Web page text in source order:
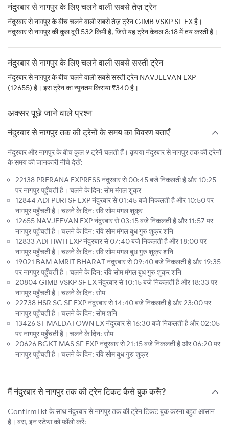
नंदुरबार से नागपुर के लिए चलने वाली सबसे तेज़ ट्रेन
नंदुरबार से नागपुर के बीच चलने वाली सबसे तेज़ ट्रेन GIMB VSKP SF EX है।
नंदुरबार से नागपुर की कुल दूरी 532 किमी है, जिसे यह ट्रेन केवल 8:18 में तय करती है।
नंदुरबार से नागपुर के लिए चलने वाली सबसे सस्ती ट्रेन
नंदुरबार से नागपुर के बीच चलने वाली सबसे सस्ती ट्रेन NAVJEEVAN EXP
(12655) है। इस ट्रेन का न्यूनतम किराया ₹340 है।
अक्सर पूछे जाने वाले प्रश्न
नंदुरबार से नागपुर तक की ट्रेनों के समय का विवरण बताएँ
नंदुरबार और नागपुर के बीच कुल 9 ट्रेनें चलती हैं। कृपया नंदुरबार से नागपुर तक की ट्रेनों
के समय की जानकारी नीचे देखें:
22138 PRERANA EXPRESS नंदुरबार से 00:45 बजे निकलती है और 10:25
पर नागपुर पहुँचती है। चलने के दिन: सोम मंगल शुक्र
12844 ADI PURI SF EXP नंदुरबार से 01:45 बजे निकलती है और 10:50 पर
नागपुर पहुँचती है। चलने के दिन: रवि सोम मंगल शुक्र
12655 NAVJEEVAN EXP नंदुरबार से 03:15 बजे निकलती है और 11:57 पर
नागपुर पहुँचती है। चलने के दिन: रवि सोम मंगल बुध गुरु शुक्र शनि
12833 ADI HWH EXP नंदुरबार से 07:40 बजे निकलती है और 18:00 पर
नागपुर पहुँचती है। चलने के दिन: रवि सोम मंगल बुध गुरु शुक्र शनि
19021 BAM AMRIT BHARAT नंदुरबार से 09:40 बजे निकलती है और 19:35
पर नागपुर पहुँचती है। चलने के दिन: रवि सोम मंगल बुध गुरु शुक्र शनि
20804 GIMB VSKP SF EX नंदुरबार से 10:15 बजे निकलती है और 18:33 पर
नागपुर पहुँचती है। चलने के दिन: सोम
22738 HSR SC SF EXP नंदुरबार से 14:40 बजे निकलती है और 23:00 पर
नागपुर पहुँचती है। चलने के दिन: सोम शनि
13426 ST MALDATOWN EX नंदुरबार से 16:30 बजे निकलती है और 02:05
पर नागपुर पहुँचती है। चलने के दिन: सोम
20626 BGKT MAS SF EXP नंदुरबार से 21:15 बजे निकलती है और 06:20 पर
नागपुर पहुँचती है। चलने के दिन: रवि सोम बुध गुरु शुक्र
मैं नंदुरबार से नागपुर तक की ट्रेन टिकट कैसे बुक करूँ?
ConfirmTkt के साथ नंदुरबार से नागपुर तक की ट्रेन टिकट बुक करना बहुत आसान
है। बस, इन स्टेप्स को फ़ॉलो करें: